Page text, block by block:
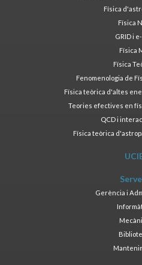
Física
Física
GRID i
Física
Física
Fenomenologia de
Física teòrica d'altes
Teories efectives en
QCD i
Física teòrica
Gerència i